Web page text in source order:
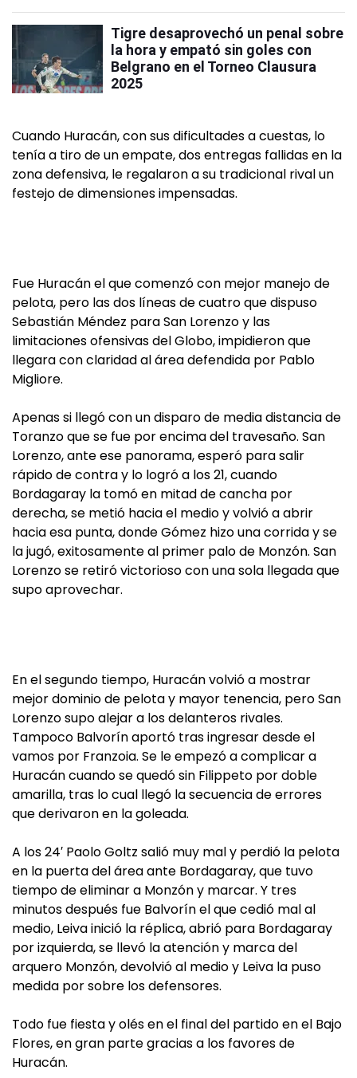
Tigre desaprovechó un penal sobre
la hora y empató sin goles con
Belgrano en el Torneo Clausura
2025
Cuando Huracán, con sus dificultades a cuestas, lo
tenía a tiro de un empate, dos entregas fallidas en la
zona defensiva, le regalaron a su tradicional rival un
festejo de dimensiones impensadas.
Fue Huracán el que comenzó con mejor manejo de
pelota, pero las dos líneas de cuatro que dispuso
Sebastián Méndez para San Lorenzo y las
limitaciones ofensivas del Globo, impidieron que
llegara con claridad al área defendida por Pablo
Migliore.
Apenas si llegó con un disparo de media distancia de
Toranzo que se fue por encima del travesaño. San
Lorenzo, ante ese panorama, esperó para salir
rápido de contra y lo logró a los 21, cuando
Bordagaray la tomó en mitad de cancha por
derecha, se metió hacia el medio y volvió a abrir
hacia esa punta, donde Gómez hizo una corrida y se
la jugó, exitosamente al primer palo de Monzón. San
Lorenzo se retiró victorioso con una sola llegada que
supo aprovechar.
En el segundo tiempo, Huracán volvió a mostrar
mejor dominio de pelota y mayor tenencia, pero San
Lorenzo supo alejar a los delanteros rivales.
Tampoco Balvorín aportó tras ingresar desde el
vamos por Franzoia. Se le empezó a complicar a
Huracán cuando se quedó sin Filippeto por doble
amarilla, tras lo cual llegó la secuencia de errores
que derivaron en la goleada.
A los 24′ Paolo Goltz salió muy mal y perdió la pelota
en la puerta del área ante Bordagaray, que tuvo
tiempo de eliminar a Monzón y marcar. Y tres
minutos después fue Balvorín el que cedió mal al
medio, Leiva inició la réplica, abrió para Bordagaray
por izquierda, se llevó la atención y marca del
arquero Monzón, devolvió al medio y Leiva la puso
medida por sobre los defensores.
Todo fue fiesta y olés en el final del partido en el Bajo
Flores, en gran parte gracias a los favores de
Huracán.